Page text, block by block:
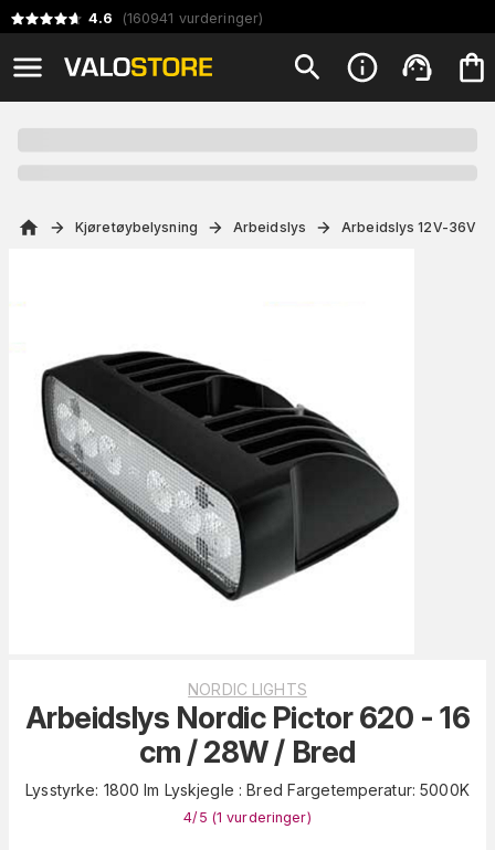
4.6 (160941 vurderinger)
Kjøretøybelysning Arbeidslys Arbeidslys 12V-36V
NORDIC LIGHTS
Arbeidslys Nordic Pictor 620 - 16
cm / 28W / Bred
Lysstyrke: 1800 lm Lyskjegle : Bred Fargetemperatur: 5000K
4/5 (1 vurderinger)